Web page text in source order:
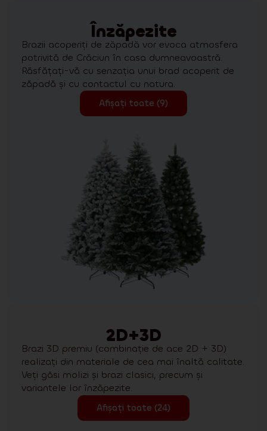
Înzăpezite
Brazii acoperiți de zăpadă vor evoca atmosfera
potrivită de Crăciun în casa dumneavoastră.
Răsfățați-vă cu senzația unui brad acoperit de
zăpadă și cu contactul cu natura.
Afișați toate (9)
2D+3D
Brazi 3D premiu (combinație de ace 2D + 3D)
realizați din materiale de cea mai înaltă calitate.
Veți găsi molizi și brazi clasici, precum și
variantele lor înzăpezite.
Afișați toate (24)